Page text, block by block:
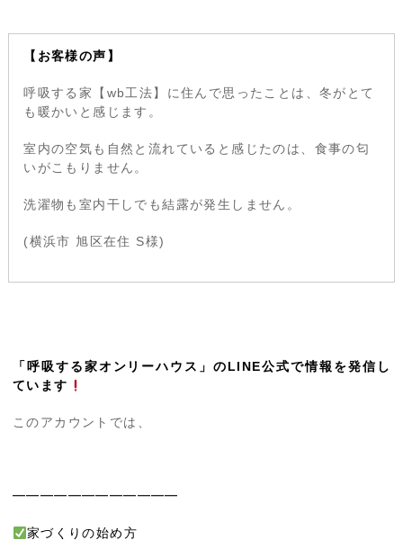
【お客様の声】
呼吸する家【wb工法】に住んで思ったことは、冬がとて
も暖かいと感じます。
室内の空気も自然と流れていると感じたのは、食事の匂
いがこもりません。
洗濯物も室内干しでも結露が発生しません。
(横浜市 旭区在住 S様)
「呼吸する家オンリーハウス」のLINE公式で情報を発信し
ています
このアカウントでは、
━━━━━━━━━━━━
家づくりの始め方